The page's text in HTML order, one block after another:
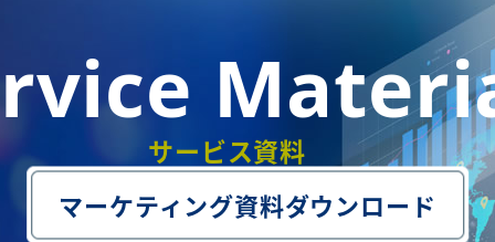
サービス資料
マーケティング資料ダウンロード